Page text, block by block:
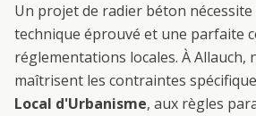
Un projet de radier béton
technique éprouvé et une parfaite
réglementations locales. ÀAllauch,
maîtrisent les contraintes
Local d'Urbanisme, aux règles